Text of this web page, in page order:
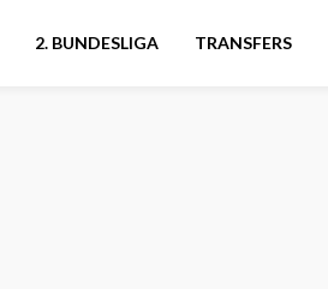
2. BUNDESLIGA TRANSFERS